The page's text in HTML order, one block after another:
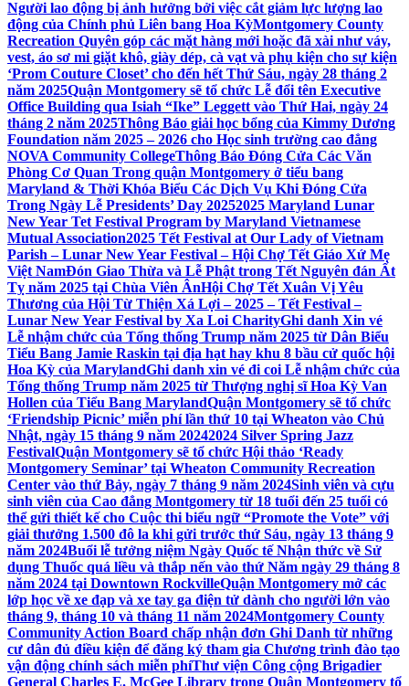
Người lao động bị ảnh hưởng bởi việc cắt giảm lực lượng lao
động của Chính phủ Liên bang Hoa KỳMontgomery County
Recreation Quyên góp các mặt hàng mới hoặc đã xài như váy,
vest, áo sơ mi giặt khô, giày dép, cà vạt và phụ kiện cho sự kiện
‘Prom Couture Closet’ cho đến hết Thứ Sáu, ngày 28 tháng 2
năm 2025Quận Montgomery sẽ tổ chức Lễ đổi tên Executive
Office Building qua Isiah “Ike” Leggett vào Thứ Hai, ngày 24
tháng 2 năm 2025Thông Báo giải học bổng của Kimmy Dương
Foundation năm 2025 – 2026 cho Học sinh trường cao đẳng
NOVA Community CollegeThông Báo Đóng Cửa Các Văn
Phòng Cơ Quan Trong quận Montgomery ở tiểu bang
Maryland & Thời Khóa Biểu Các Dịch Vụ Khi Đóng Cửa
Trong Ngày Lễ Presidents’ Day 20252025 Maryland Lunar
New Year Tet Festival Program by Maryland Vietnamese
Mutual Association2025 Tết Festival at Our Lady of Vietnam
Parish – Lunar New Year Festival – Hội Chợ Tết Giáo Xứ Mẹ
Việt NamĐón Giao Thừa và Lễ Phật trong Tết Nguyên đán Ất
Tỵ năm 2025 tại Chùa Viên ÂnHội Chợ Tết Xuân Vị Yêu
Thương của Hội Từ Thiện Xá Lợi – 2025 – Tết Festival –
Lunar New Year Festival by Xa Loi CharityGhi danh Xin vé
Lễ nhậm chức của Tổng thống Trump năm 2025 từ Dân Biểu
Tiểu Bang Jamie Raskin tại địa hạt hay khu 8 bầu cử quốc hội
Hoa Kỳ của MarylandGhi danh xin vé đi coi Lễ nhậm chức của
Tổng thống Trump năm 2025 từ Thượng nghị sĩ Hoa Kỳ Van
Hollen của Tiểu Bang MarylandQuận Montgomery sẽ tổ chức
‘Friendship Picnic’ miễn phí lần thứ 10 tại Wheaton vào Chủ
Nhật, ngày 15 tháng 9 năm 20242024 Silver Spring Jazz
FestivalQuận Montgomery sẽ tổ chức Hội thảo ‘Ready
Montgomery Seminar’ tại Wheaton Community Recreation
Center vào thứ Bảy, ngày 7 tháng 9 năm 2024Sinh viên và cựu
sinh viên của Cao đẳng Montgomery từ 18 tuổi đến 25 tuổi có
thể gửi thiết kế cho Cuộc thi biểu ngữ “Promote the Vote” với
giải thưởng 1.500 đô la khi gửi trước thứ Sáu, ngày 13 tháng 9
năm 2024Buổi lễ tưởng niệm Ngày Quốc tế Nhận thức về Sử
dụng Thuốc quá liều và thắp nến vào thứ Năm ngày 29 tháng 8
năm 2024 tại Downtown RockvilleQuận Montgomery mở các
lớp học về xe đạp và xe tay ga điện tử dành cho người lớn vào
tháng 9, tháng 10 và tháng 11 năm 2024Montgomery County
Community Action Board chấp nhận đơn Ghi Danh từ những
cư dân đủ điều kiện để đăng ký tham gia Chương trình đào tạo
vận động chính sách miễn phíThư viện Công cộng Brigadier
General Charles E. McGee Library trọng Quận Montgomery tổ